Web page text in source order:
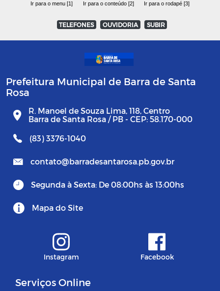
Ir para o menu [1] Ir para o conteúdo [2] Ir para o rodapé [3]
TELEFONES OUVIDORIA SUBIR
Prefeitura Municipal de Barra de Santa
Rosa
R. Manoel de Souza Lima, 118, Centro
Barra de Santa Rosa / PB - CEP: 58.170-000
(83) 3376-1040
contato@barradesantarosa.pb.gov.br
Segunda à Sexta: De 08:00hs às 13:00hs
Mapa do Site
Instagram Facebook
Serviços Online